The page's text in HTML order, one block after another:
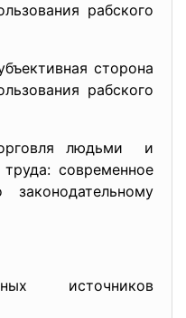
рабского
сторона
рабского
людьми и
современное
источников